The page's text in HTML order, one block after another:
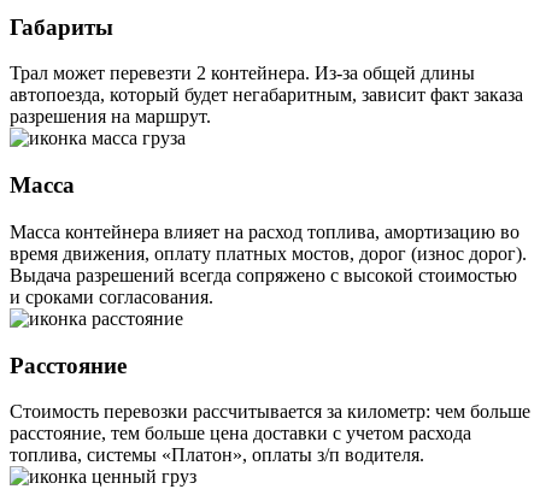
Габариты
Трал может перевезти 2 контейнера. Из-за общей длины
автопоезда, который будет негабаритным, зависит факт заказа
разрешения на маршрут.
Масса
Масса контейнера влияет на расход топлива, амортизацию во
время движения, оплату платных мостов, дорог (износ дорог).
Выдача разрешений всегда сопряжено с высокой стоимостью
и сроками согласования.
Расстояние
Стоимость перевозки рассчитывается за километр: чем больше
расстояние, тем больше цена доставки с учетом расхода
топлива, системы «Платон», оплаты з/п водителя.